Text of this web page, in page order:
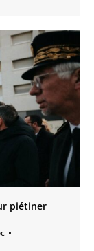
piétiner